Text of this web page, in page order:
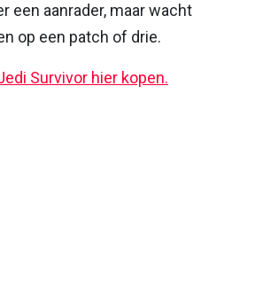
een aanrader, maar wacht
op een patch of drie.
Survivor hier kopen.